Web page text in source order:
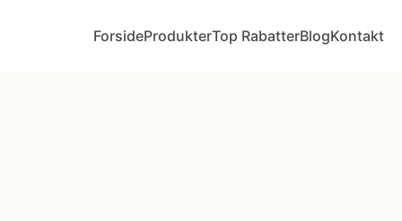
ForsideProdukterTop RabatterBlogKontakt